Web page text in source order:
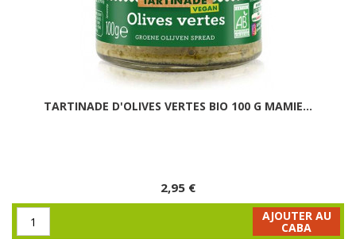
TARTINADE D'OLIVES VERTES BIO 100 G MAMIE...
2,95 €
AJOUTER AU
CABA